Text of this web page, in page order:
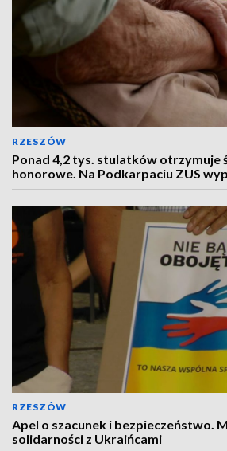
RZESZÓW
Ponad 4,2 tys. stulatków otrzymuje
honorowe. Na Podkarpaciu ZUS
RZESZÓW
Apel o szacunek i bezpieczeństwo.
solidarności z Ukraińcami